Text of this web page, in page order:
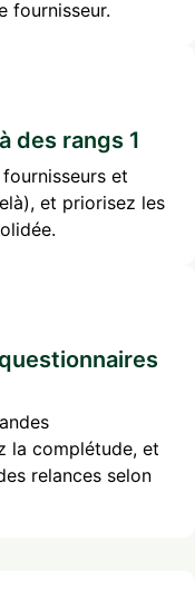
fournisseur.
des rangs 1
et
et priorisez les
la complétude, et
relances selon